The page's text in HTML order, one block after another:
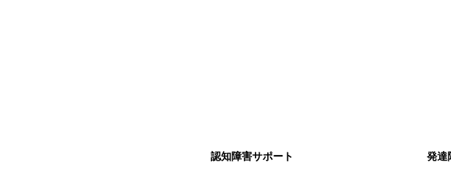
認知障害サポート 発達